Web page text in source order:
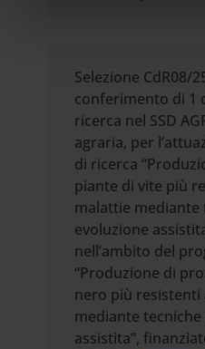
raccolto dal tuo utilizzo dei
Selezione CdR08/
conferimento di 1
ricerca nel SSD
agraria, per
di ricerca
piante di vite più
malattie mediante
evoluzione
nell’ambito del
“Produzione di
nero più resistenti
mediante
assistita”,